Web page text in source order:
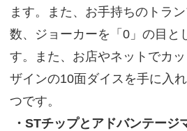
ます。また、お手持ちのトラ
数、ジョーカーを「0」の目と
す。また、お店やネットでカ
ザインの10面ダイスを手に入
つです。
・STチップとアドバンテージ